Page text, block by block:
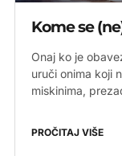
Kome se
Onaj ko je
uruči onima koji
miskinima,
PROČITAJ VIŠE